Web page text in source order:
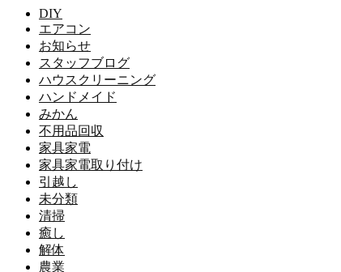
DIY
エアコン
お知らせ
スタッフブログ
ハウスクリーニング
ハンドメイド
みかん
不用品回収
家具家電
家具家電取り付け
引越し
未分類
清掃
癒し
解体
農業